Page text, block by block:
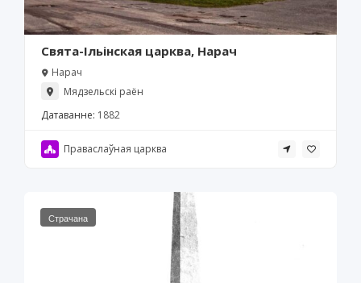
Свята-Ільінская царква, Нарач
Нарач
Мядзельскі раён
Датаванне: 1882
Праваслаўная царква
Страчана